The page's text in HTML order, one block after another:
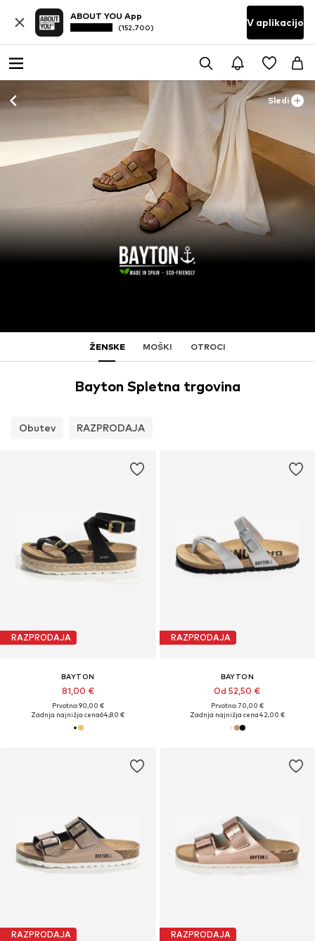
ABOUT YOU App
(152.700) V aplikacijo
Sledi
ŽENSKE MOŠKI OTROCI
Bayton Spletna trgovina
Obutev RAZPRODAJA
RAZPRODAJA
BAYTON
81,00 €
Prvotno: 90,00 €
Zadnja najnižja cena64,80 €
RAZPRODAJA
BAYTON
Od 52,50 €
Prvotno: 70,00 €
Zadnja najnižja cena42,00 €
RAZPRODAJA RAZPRODAJA